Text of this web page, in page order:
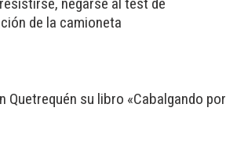
negarse al test de
de la camioneta
su libro «Cabalgando por